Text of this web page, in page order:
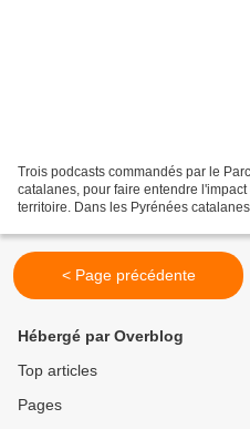
Trois podcasts commandés par le
catalanes, pour faire entendre
territoire. Dans les Pyrénées
< Page précédente
Hébergé par Overblog
Top articles
Pages